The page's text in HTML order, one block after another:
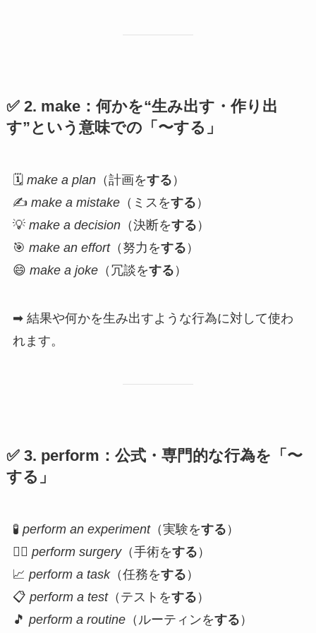
✅ 2. make：何かを“生み出す・作り出
す”という意味での「〜する」
🗓 make a plan（計画をする ）
✍️ make a mistake（ミスをする ）
💡 make a decision（決断をする ）
🎯 make an effort（努力をする ）
😄 make a joke（冗談をする ）
➡ 結果や何かを生み出すような行為に対して使わ
れます。
✅ 3. perform ：公式・専門的な行為を「〜
する」
🧪 perform an experiment（実験をする ）
👨‍⚕️ perform surgery（手術をする ）
📈 perform a task（任務をする ）
📋 perform a test（テストをする ）
🎵 perform a routine（ルーティンをする ）